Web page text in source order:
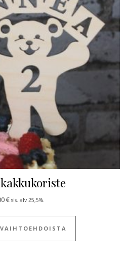
€ sis. alv 25,5%.
Tällä tuotteella